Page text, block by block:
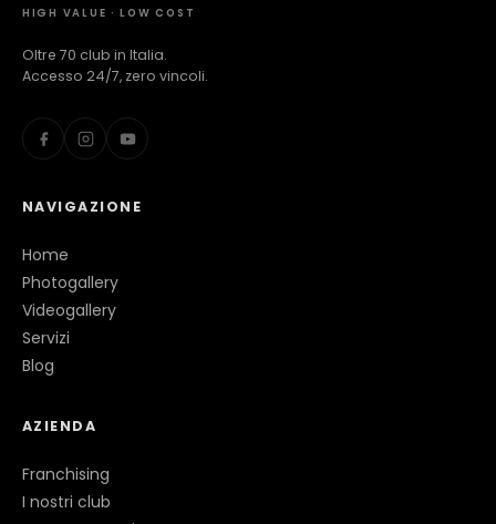
HIGH VALUE · LOW COST
Oltre 70 club in Italia.
Accesso 24/7, zero vincoli.
NAVIGAZIONE
Home
Photogallery
Videogallery
Servizi
Blog
AZIENDA
Franchising
I nostri club